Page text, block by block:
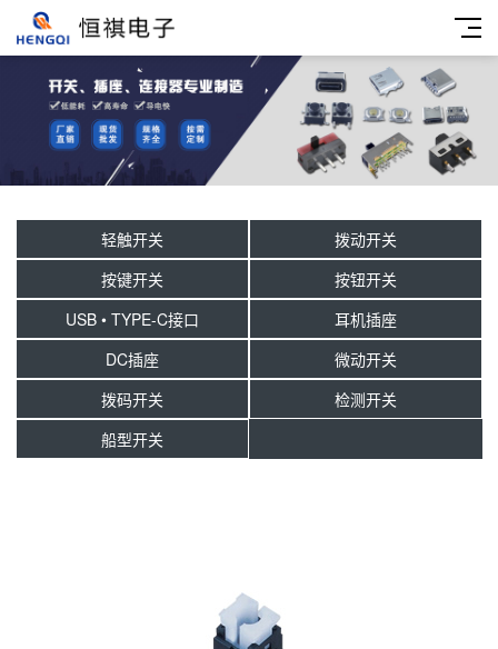
轻触开关
拨动开关
按键开关
按钮开关
USB • TYPE-C接口
耳机插座
DC插座
微动开关
拨码开关
检测开关
船型开关